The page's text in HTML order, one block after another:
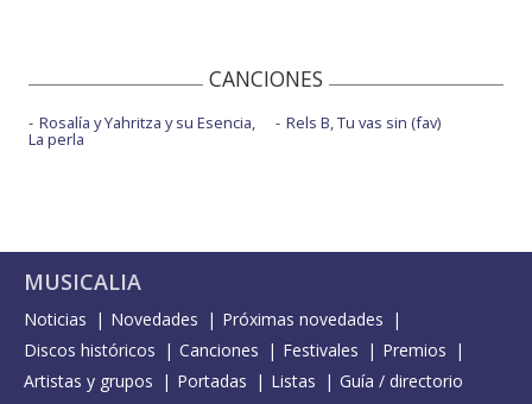
CANCIONES
Rosalía y Yahritza y su Esencia,
La perla
Rels B, Tu vas sin (fav)
MUSICALIA
Noticias Novedades
Próximas novedades
Discos históricos
Canciones Festivales
Premios
Artistas y grupos
Portadas Listas Guía / directorio